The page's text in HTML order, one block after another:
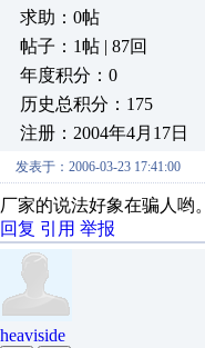
求助：0帖
帖子：1帖 | 87回
年度积分：0
历史总积分：175
注册：2004年4月17日
发表于：2006-03-23 17:41:00
厂家的说法好象在骗人哟。
回复 引用 举报
heaviside